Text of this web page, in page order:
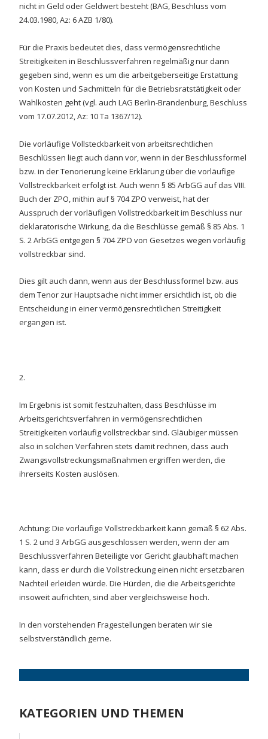
nicht in Geld oder Geldwert besteht (BAG, Beschluss vom
24.03.1980, Az: 6 AZB 1/80).
Für die Praxis bedeutet dies, dass vermögensrechtliche
Streitigkeiten in Beschlussverfahren regelmäßig nur dann
gegeben sind, wenn es um die arbeitgeberseitige Erstattung
von Kosten und Sachmitteln für die Betriebsratstätigkeit oder
Wahlkosten geht (vgl. auch LAG Berlin-Brandenburg, Beschluss
vom 17.07.2012, Az: 10 Ta 1367/12).
Die vorläufige Vollsteckbarkeit von arbeitsrechtlichen
Beschlüssen liegt auch dann vor, wenn in der Beschlussformel
bzw. in der Tenorierung keine Erklärung über die vorläufige
Vollstreckbarkeit erfolgt ist. Auch wenn § 85 ArbGG auf das VIII.
Buch der ZPO, mithin auf § 704 ZPO verweist, hat der
Ausspruch der vorläufigen Vollstreckbarkeit im Beschluss nur
deklaratorische Wirkung, da die Beschlüsse gemäß § 85 Abs. 1
S. 2 ArbGG entgegen § 704 ZPO von Gesetzes wegen vorläufig
vollstreckbar sind.
Dies gilt auch dann, wenn aus der Beschlussformel bzw. aus
dem Tenor zur Hauptsache nicht immer ersichtlich ist, ob die
Entscheidung in einer vermögensrechtlichen Streitigkeit
ergangen ist.
2.
Im Ergebnis ist somit festzuhalten, dass Beschlüsse im
Arbeitsgerichtsverfahren in vermögensrechtlichen
Streitigkeiten vorläufig vollstreckbar sind. Gläubiger müssen
also in solchen Verfahren stets damit rechnen, dass auch
Zwangsvollstreckungsmaßnahmen ergriffen werden, die
ihrerseits Kosten auslösen.
Achtung: Die vorläufige Vollstreckbarkeit kann gemäß § 62 Abs.
1 S. 2 und 3 ArbGG ausgeschlossen werden, wenn der am
Beschlussverfahren Beteiligte vor Gericht glaubhaft machen
kann, dass er durch die Vollstreckung einen nicht ersetzbaren
Nachteil erleiden würde. Die Hürden, die die Arbeitsgerichte
insoweit aufrichten, sind aber vergleichsweise hoch.
In den vorstehenden Fragestellungen beraten wir sie
selbstverständlich gerne.
KATEGORIEN UND THEMEN